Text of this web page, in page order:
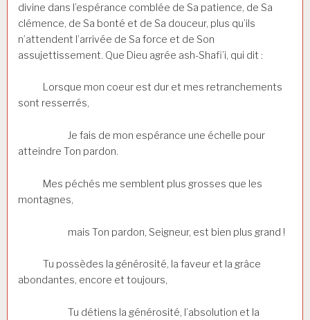
divine dans l’espérance comblée de Sa patience, de Sa
clémence, de Sa bonté et de Sa douceur, plus qu’ils
n’attendent l’arrivée de Sa force et de Son
assujettissement. Que Dieu agrée ash-Shafi’i, qui dit :
Lorsque mon coeur est dur et mes retranchements
sont resserrés,
Je fais de mon espérance une échelle pour
atteindre Ton pardon.
Mes péchés me semblent plus grosses que les
montagnes,
mais Ton pardon, Seigneur, est bien plus grand !
Tu possèdes la générosité, la faveur et la grâce
abondantes, encore et toujours,
Tu détiens la générosité, l’absolution et la